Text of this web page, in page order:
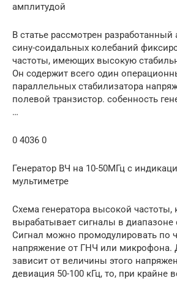
амплитудой
В статье рассмотрен разработанный
сину-соидальных колебаний
частоты, имеющих высокую
Он содержит всего один
параллельных стабилизатора
полевой транзистор. собенность
…
0 4036 0
Генератор ВЧ на 10-50МГц с
мультиметре
Схема генератора высокой частоты,
вырабатывает сигналы в диапазоне
Сигнал можно промодулировать по
напряжение от ГНЧ или микрофона.
зависит от величины этого
девиация 50-100 кГц, то, при крайне